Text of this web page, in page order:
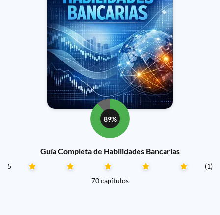
89%
Guía Completa de Habilidades Bancarias
5
(1)
70 capítulos